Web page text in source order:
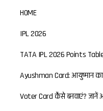
HOME
IPL 2026
TATA IPL 2026 Points
Ayushman Card: आयुष्मान
Voter Card कैसे बनवाएं?